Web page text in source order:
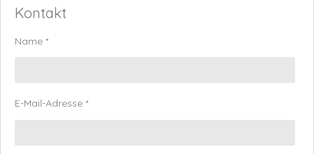
Kontakt
Name *
E-Mail-Adresse *